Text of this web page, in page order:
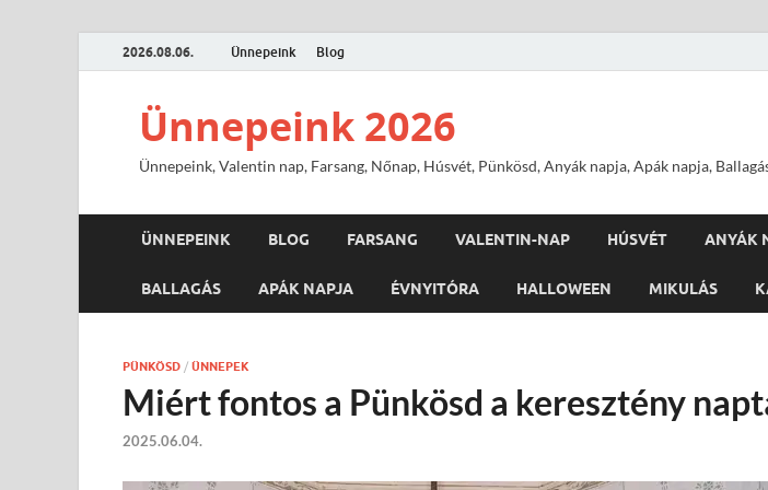
2026.08.06. Ünnepeink Blog
Ünnepeink 2026
Ünnepeink, Valentin nap, Farsang, Nőnap, Húsvét, Pünkösd, Anyák napja, Apák napja,
ÜNNEPEINK BLOG FARSANG VALENTIN-NAP HÚSVÉT ANYÁK
BALLAGÁS APÁK NAPJA ÉVNYITÓRA HALLOWEEN MIKULÁS
PÜNKÖSD / ÜNNEPEK
Miért fontos a Pünkösd a keresztény
2025.06.04.